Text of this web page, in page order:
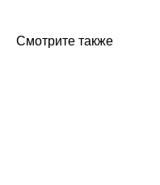
Смотрите также